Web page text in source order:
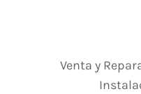
Venta y